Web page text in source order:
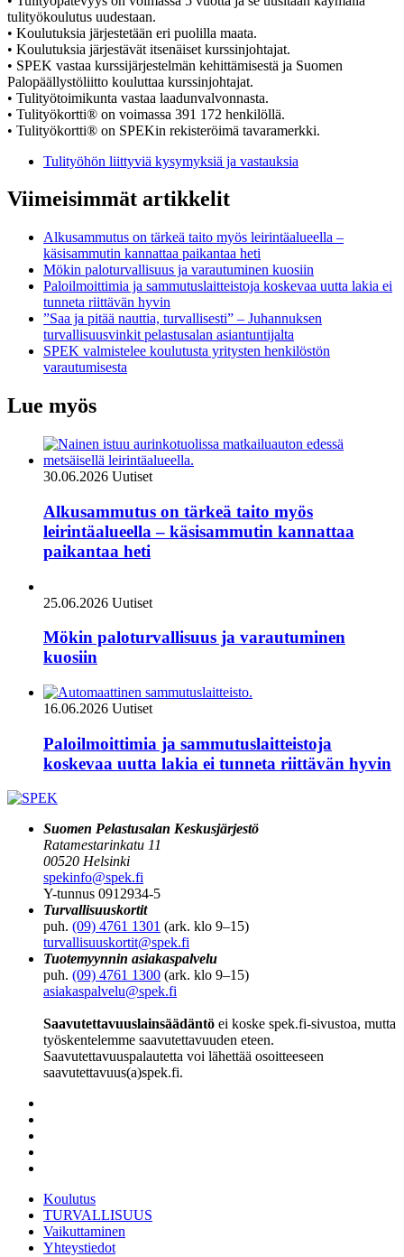
tulityökoulutus uudestaan.
• Koulutuksia järjestetään eri puolilla maata.
• Koulutuksia järjestävät itsenäiset kurssinjohtajat.
• SPEK vastaa kurssijärjestelmän kehittämisestä ja Suomen
Palopäällystöliitto kouluttaa kurssinjohtajat.
• Tulityötoimikunta vastaa laadunvalvonnasta.
• Tulityökortti® on voimassa 391 172 henkilöllä.
• Tulityökortti® on SPEKin rekisteröimä tavaramerkki.
Tulityöhön liittyviä kysymyksiä ja vastauksia
Viimeisimmät artikkelit
Alkusammutus on tärkeä taito myös leirintäalueella –
käsisammutin kannattaa paikantaa heti
Mökin paloturvallisuus ja varautuminen kuosiin
Paloilmoittimia ja sammutuslaitteistoja koskevaa uutta lakia ei
tunneta riittävän hyvin
”Saa ja pitää nauttia, turvallisesti” – Juhannuksen
turvallisuusvinkit pelastusalan asiantuntijalta
SPEK valmistelee koulutusta yritysten henkilöstön
varautumisesta
Lue myös
30.06.2026 Uutiset
Alkusammutus on tärkeä taito myös
leirintäalueella – käsisammutin kannattaa
paikantaa heti
25.06.2026 Uutiset
Mökin paloturvallisuus ja varautuminen
kuosiin
16.06.2026 Uutiset
Paloilmoittimia ja sammutuslaitteistoja
koskevaa uutta lakia ei tunneta riittävän hyvin
Suomen Pelastusalan Keskusjärjestö
Ratamestarinkatu 11
00520 Helsinki
spekinfo@spek.fi
Y-tunnus 0912934-5
Turvallisuuskortit
puh. (09) 4761 1301 (ark. klo 9–15)
turvallisuuskortit@spek.fi
Tuotemyynnin asiakaspalvelu
puh. (09) 4761 1300 (ark. klo 9–15)
asiakaspalvelu@spek.fi
Saavutettavuuslainsäädäntö ei koske spek.fi-sivustoa, mutta
työskentelemme saavutettavuuden eteen.
Saavutettavuuspalautetta voi lähettää osoitteeseen
saavutettavuus(a)spek.fi.
Koulutus
TURVALLISUUS
Vaikuttaminen
Yhteystiedot